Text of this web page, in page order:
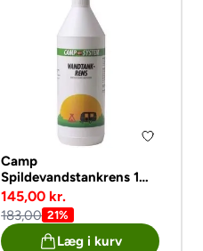
Camp
Spildevandstankrens 1
liter
145,00 kr.
183,00 21%
Læg i kurv